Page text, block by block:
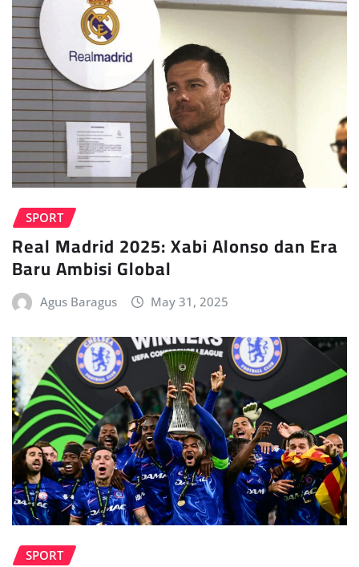
SPORT
Real Madrid 2025: Xabi Alonso dan Era
Baru Ambisi Global
Agus Baragus May 31, 2025
SPORT